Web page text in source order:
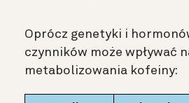
Oprócz genetyki i
czynników może wpływać
metabolizowania kofeiny: